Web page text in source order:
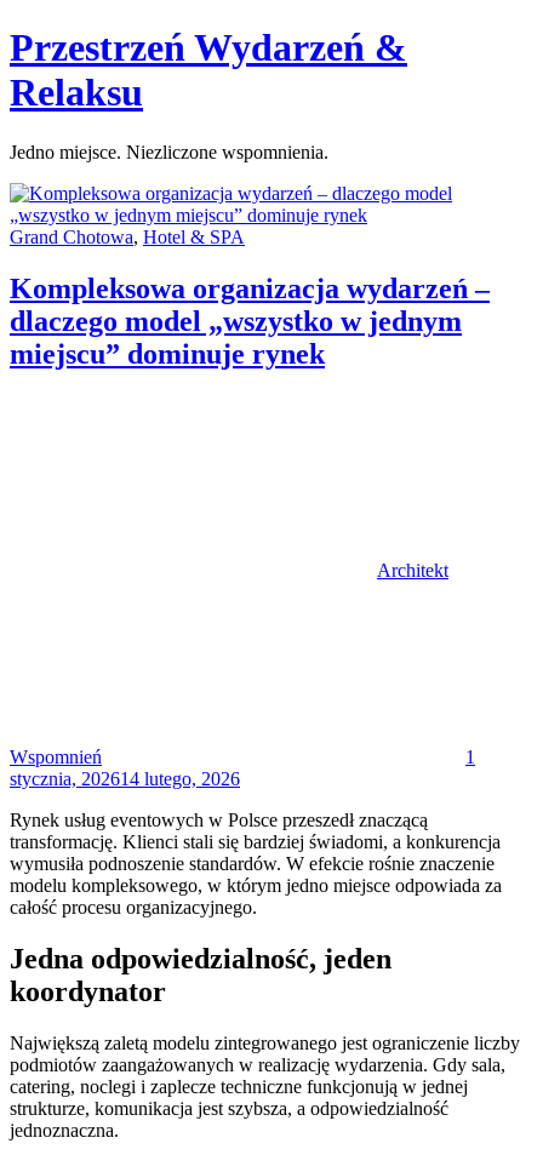
Skip
to
content
Przestrzeń Wydarzeń &
Relaksu
Jedno miejsce. Niezliczone wspomnienia.
Categories:
Grand Chotowa, Hotel & SPA
Kompleksowa organizacja wydarzeń –
dlaczego model „wszystko w jednym
miejscu” dominuje rynek
Architekt
Wspomnień
1
stycznia, 202614 lutego, 2026
Rynek usług eventowych w Polsce przeszedł znaczącą
transformację. Klienci stali się bardziej świadomi, a konkurencja
wymusiła podnoszenie standardów. W efekcie rośnie znaczenie
modelu kompleksowego, w którym jedno miejsce odpowiada za
całość procesu organizacyjnego.
Jedna odpowiedzialność, jeden
koordynator
Największą zaletą modelu zintegrowanego jest ograniczenie liczby
podmiotów zaangażowanych w realizację wydarzenia. Gdy sala,
catering, noclegi i zaplecze techniczne funkcjonują w jednej
strukturze, komunikacja jest szybsza, a odpowiedzialność
jednoznaczna.